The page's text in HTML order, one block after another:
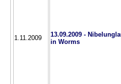
1.11.2009
13.09.2009 -
in Worms